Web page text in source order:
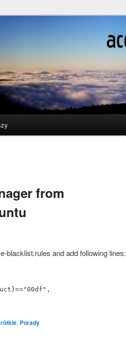
from
blacklist.rules and add fol­lo­wing lines:
, Porady